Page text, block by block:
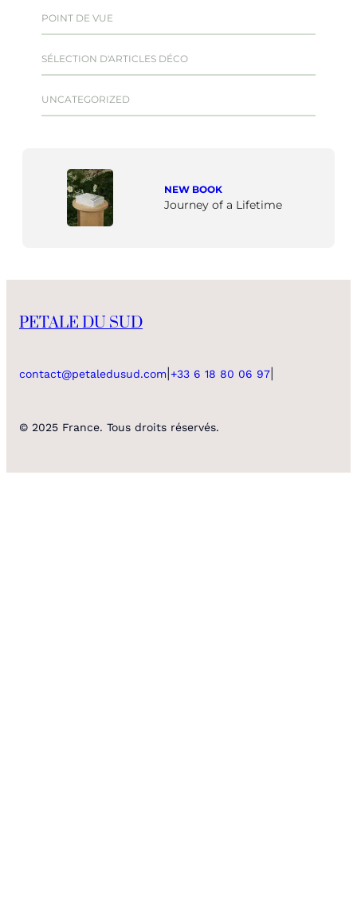
POINT DE VUE
SÉLECTION D'ARTICLES DÉCO
UNCATEGORIZED
NEW BOOK
Journey of a Lifetime
PETALE DU SUD
contact@petaledusud.com +33 6 18 80 06 97
© 2025 France. Tous droits réservés.